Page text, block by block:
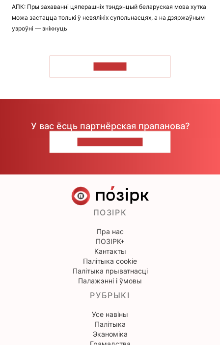
АПК: Пры захаванні цяперашніх тэндэнцый беларуская мова хутка
можа застацца толькі ў невялікіх супольнасцях, а на дзяржаўным
узроўні — знікнуць
У вас ёсць партнёрская прапанова?
ПОЗІРК
Пра нас
ПОЗІРК+
Кантакты
Палітыка cookie
Палітыка прыватнасці
Палажэнні і ўмовы
РУБРЫКІ
Усе навіны
Палітыка
Эканоміка